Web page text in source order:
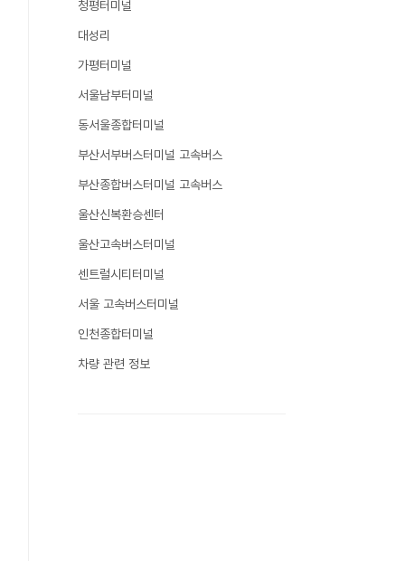
청평터미널
대성리
가평터미널
서울남부터미널
동서울종합터미널
부산서부버스터미널 고속버스
부산종합버스터미널 고속버스
울산신복환승센터
울산고속버스터미널
센트럴시티터미널
서울 고속버스터미널
인천종합터미널
차량 관련 정보